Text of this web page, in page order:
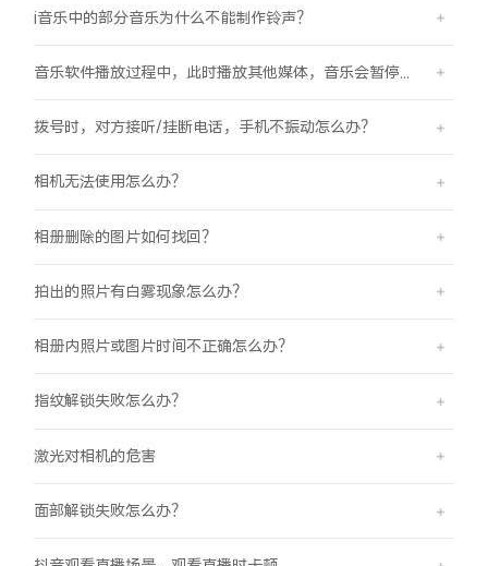
i音乐中的部分音乐为什么不能制作铃声？
拨号时，对方接听/挂断电话，手机不振动怎么办？
相机无法使用怎么办？
相册删除的图片如何找回？
拍出的照片有白雾现象怎么办？
相册内照片或图片时间不正确怎么办？
指纹解锁失败怎么办？
激光对相机的危害
面部解锁失败怎么办？